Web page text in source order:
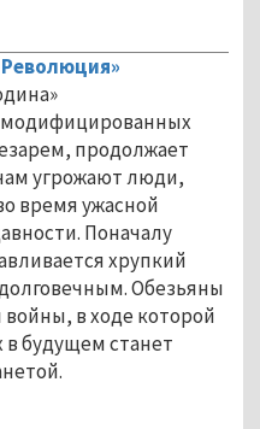
модифицированных
продолжает
угрожают люди,
время ужасной
Поначалу
хрупкий
Обезьяны
в ходе которой
в будущем станет